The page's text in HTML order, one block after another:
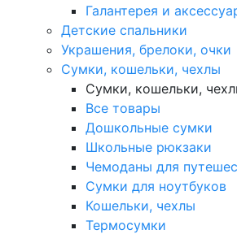
Галантерея и
Детские спальники
Украшения, брелоки, очки
Сумки, кошельки, чехлы
Сумки, кошельки,
Все товары
Дошкольные сумки
Школьные рюкзаки
Чемоданы для
Сумки для ноутбуков
Кошельки, чехлы
Термосумки